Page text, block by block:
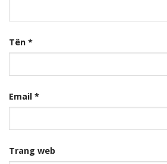
Tên *
Email *
Trang web